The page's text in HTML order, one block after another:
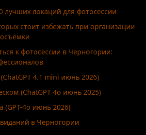
лучших локаций для фотосессии
стоит избежать при организации
к фотосессии в Черногории:
4.1 mini июнь 2026)
(ChatGPT 4o июнь 2025)
(GPT-4o июнь 2026)
в Черногории